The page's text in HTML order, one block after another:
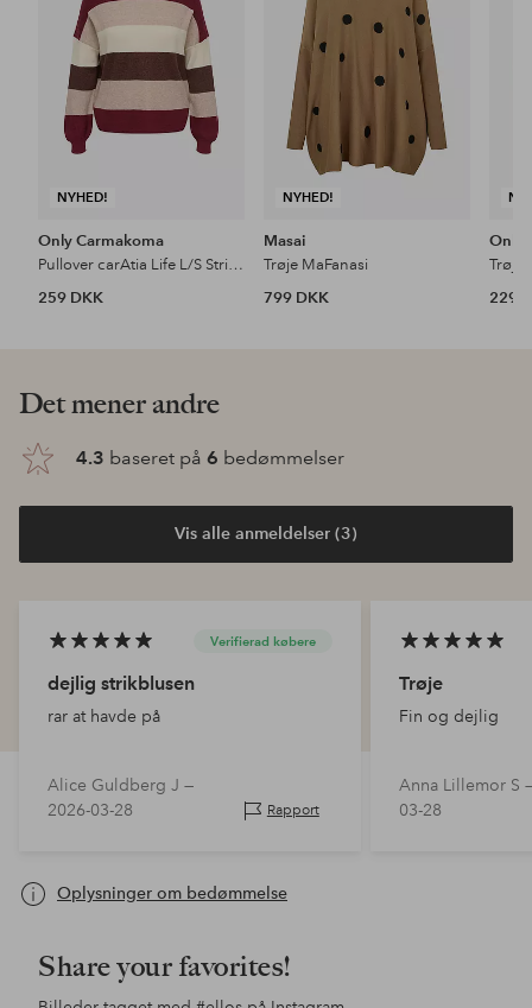
NYHED!
Only Carmakoma
Pullover carAtia Life L/S Stripe Pullov Knt
259 DKK
NYHED!
Masai
Trøje MaFanasi
799 DKK
Only
Trøje
229
Det mener andre
4.3 baseret på 6 bedømmelser
Vis alle anmeldelser (3)
Verifierad købere
dejlig strikblusen
rar at havde på
Alice Guldberg J —
2026-03-28
Rapport
Trøje
Fin og dejlig
Anna Lillemor S
03-28
Oplysninger om bedømmelse
Share your favorites!